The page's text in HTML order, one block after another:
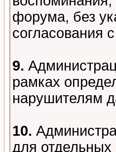
форума, без
согласования
9.
рамках
нарушителям
10.
для отдельных